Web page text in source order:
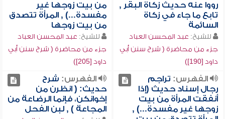
رووا عنه حديث زكاة البقر ,
تابع ما جاء في زكاة
السائمة
للشيخ: عبد المحسن العباد
جزء من محاضرة ( شرح سنن أبي
داود [190])
من بيت زوجها غير
مفسدة...) , المرأة تتصدق
من بيت زوجها
للشيخ: عبد المحسن العباد
جزء من محاضرة ( شرح سنن أبي
داود [205])
الفهرس: تراجم
رجال إسناد حديث (إذا
أنفقت المرأة من بيت
زوجها غير مفسدة...) ,
الفهرس: شرح
حديث: ( انظرن من
إخوانكن، فإنما الرضاعة من
المجاعة ) , لبن الفحل